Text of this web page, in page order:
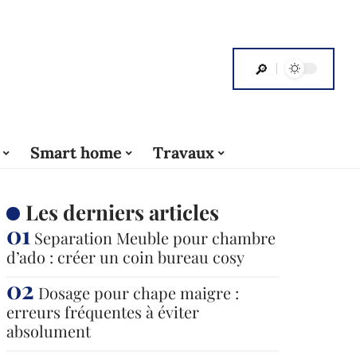
Smart home Travaux
Les derniers articles
Separation Meuble pour chambre
d’ado : créer un coin bureau cosy
Dosage pour chape maigre :
erreurs fréquentes à éviter
absolument